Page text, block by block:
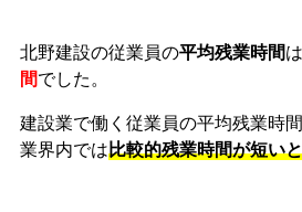
北野建設の従業員の平均残業時間
間でした。
建設業で働く従業員の平均残業時
業界内では比較的残業時間が短い